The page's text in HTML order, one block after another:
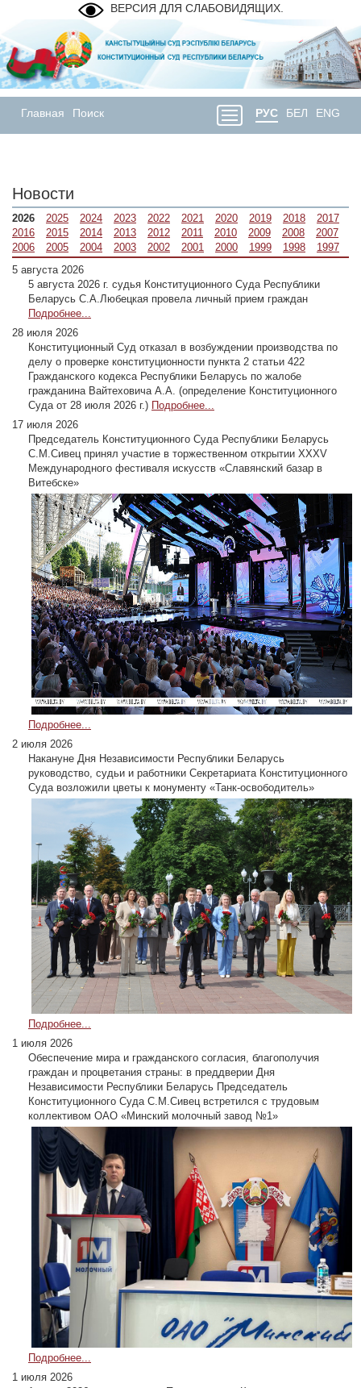
ВЕРСИЯ ДЛЯ СЛАБОВИДЯЩИХ.
Главная Поиск РУС БЕЛ ENG
Новости
2026 2025 2024 2023 2022 2021 2020 2019 2018
2017
2016
2015 2014 2013 2012 2011 2010 2009 2008
2007
2006
2005 2004 2003 2002 2001 2000 1999 1998
1997
5 августа 2026
5 августа 2026 г. судья Конституционного Суда Республики
Беларусь С.А.Любецкая провела личный прием граждан
Подробнее...
28 июля 2026
Конституционный Суд отказал в возбуждении производства по
делу о проверке конституционности пункта 2 статьи 422
Гражданского кодекса Республики Беларусь по жалобе
гражданина Вайтеховича А.А. (определение Конституционного
Суда от 28 июля 2026 г.) Подробнее...
17 июля 2026
Председатель Конституционного Суда Республики Беларусь
С.М.Сивец принял участие в торжественном открытии ХХХV
Международного фестиваля искусств «Славянский базар в
Витебске»
Подробнее...
2 июля 2026
Накануне Дня Независимости Республики Беларусь
руководство, судьи и работники Секретариата Конституционного
Суда возложили цветы к монументу «Танк-освободитель»
Подробнее...
1 июля 2026
Обеспечение мира и гражданского согласия, благополучия
граждан и процветания страны: в преддверии Дня
Независимости Республики Беларусь Председатель
Конституционного Суда С.М.Сивец встретился с трудовым
коллективом ОАО «Минский молочный завод №1»
Подробнее...
1 июля 2026